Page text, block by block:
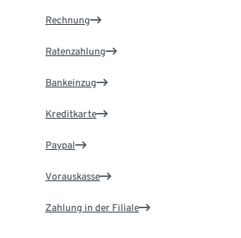
Rechnung
Ratenzahlung
Bankeinzug
Kreditkarte
Paypal
Vorauskasse
Zahlung in der Filiale